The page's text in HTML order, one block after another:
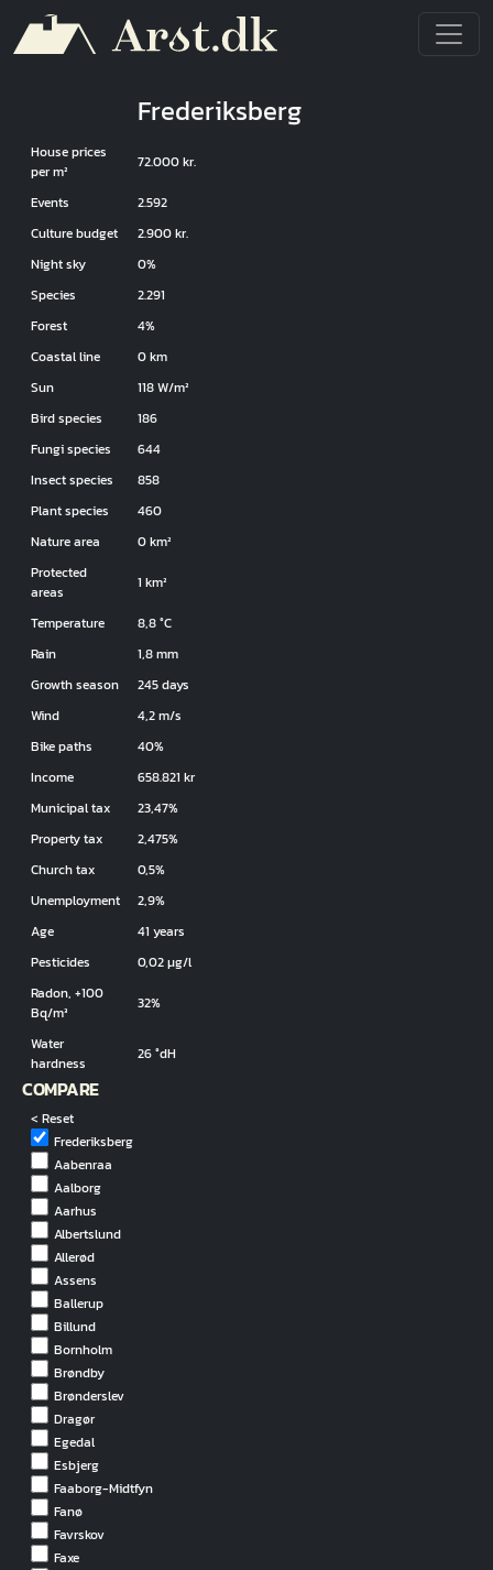
Frederiksberg
House prices
per m²
72.000 kr.
Events
2.592
Culture budget
2.900 kr.
Night sky
0%
Species
2.291
Forest
4%
Coastal line
0 km
Sun
118 W/m²
Bird species
186
Fungi species
644
Insect species
858
Plant species
460
Nature area
0 km²
Protected
areas
1 km²
Temperature
8,8 °C
Rain
1,8 mm
Growth season
245 days
Wind
4,2 m/s
Bike paths
40%
Income
658.821 kr
Municipal tax
23,47%
Property tax
2,475%
Church tax
0,5%
Unemployment
2,9%
Age
41 years
Pesticides
0,02 µg/l
Radon, +100
Bq/m³
32%
Water
hardness
26 °dH
COMPARE
< Reset
Frederiksberg
Aabenraa
Aalborg
Aarhus
Albertslund
Allerød
Assens
Ballerup
Billund
Bornholm
Brøndby
Brønderslev
Dragør
Egedal
Esbjerg
Faaborg-Midtfyn
Fanø
Favrskov
Faxe